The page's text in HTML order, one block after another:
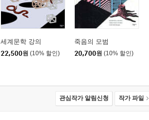
세계문학 강의
22,500원 (10% 할인)
죽음의 모범
20,700원 (10% 할인)
관심작가 알림신청 작가 파일